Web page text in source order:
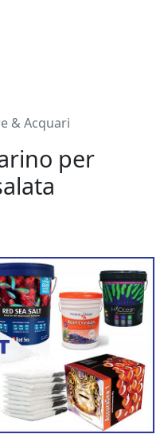
& Acquari
per